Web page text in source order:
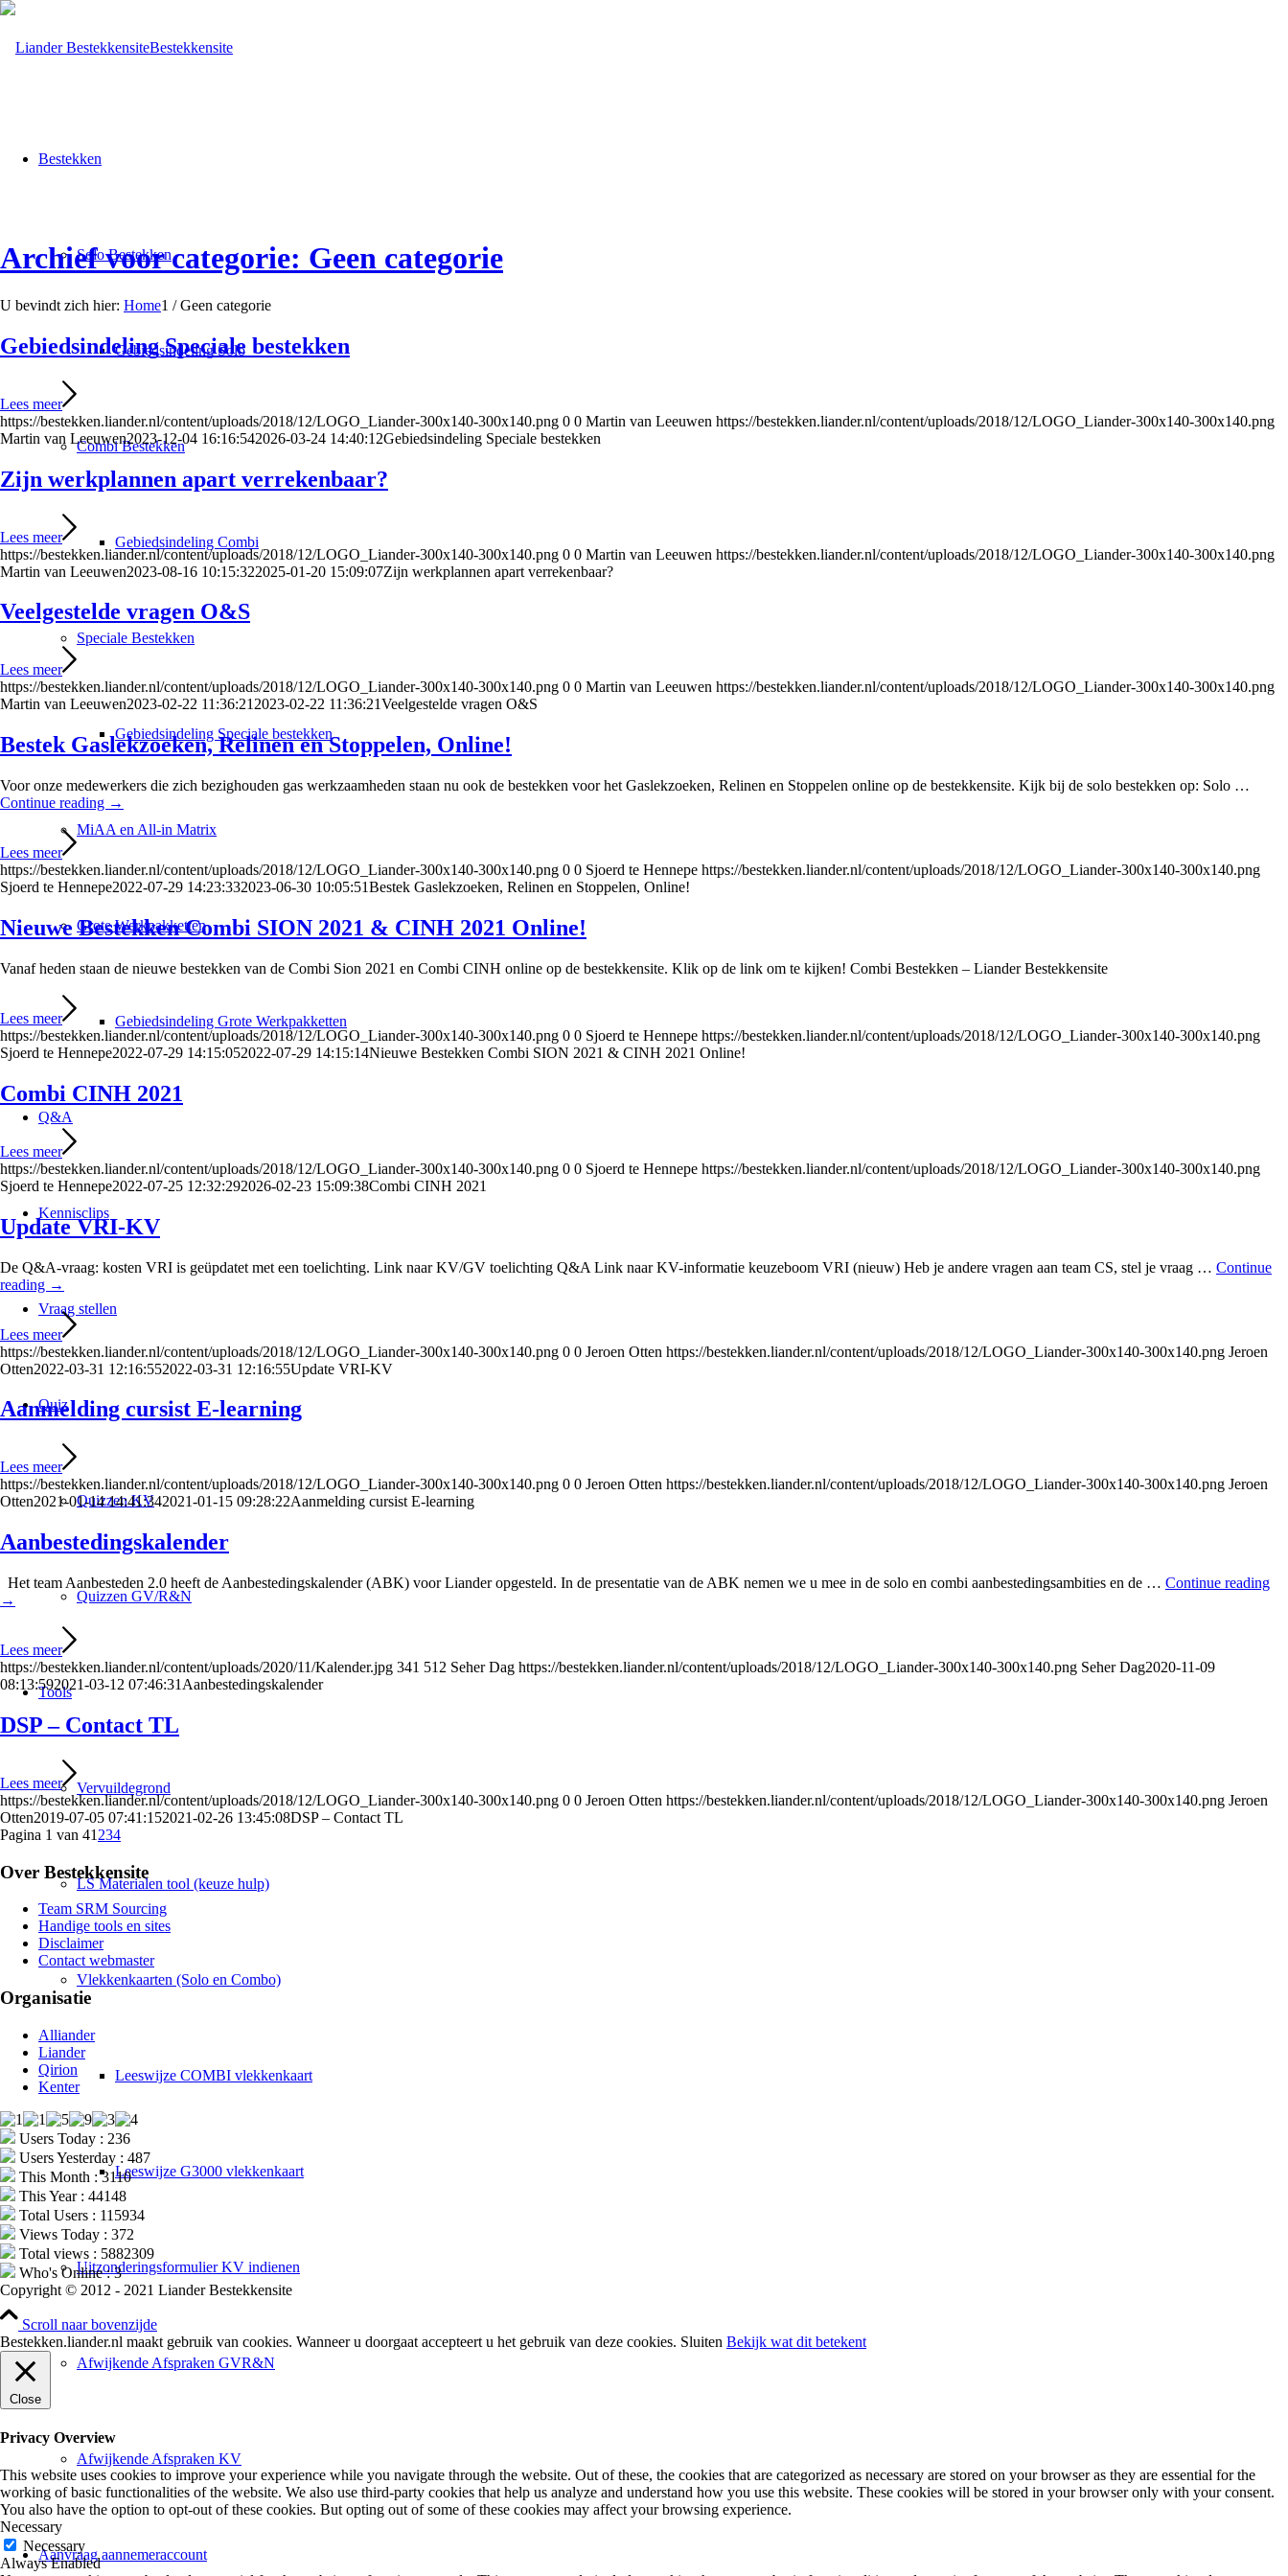
Bestekkensite
Bestekken
Solo Bestekken
Gebiedsindeling Solo
Combi Bestekken
Gebiedsindeling Combi
Speciale Bestekken
Gebiedsindeling Speciale bestekken
MiAA en All-in Matrix
Grote Werkpakketten
Gebiedsindeling Grote Werkpakketten
Q&A
Kennisclips
Vraag stellen
Quiz
Quizzen KV
Quizzen GV/R&N
Tools
Vervuildegrond
LS Materialen tool (keuze hulp)
Vlekkenkaarten (Solo en Combo)
Leeswijze COMBI vlekkenkaart
Leeswijze G3000 vlekkenkaart
Uitzonderingsformulier KV indienen
Afwijkende Afspraken GVR&N
Afwijkende Afspraken KV
Aanvraag aannemeraccount
Archief voor categorie: Geen categorie
U bevindt zich hier: Home1 / Geen categorie
Gebiedsindeling Speciale bestekken
Lees meer
https://bestekken.liander.nl/content/uploads/2018/12/LOGO_Liander-300x140-300x140.png 0 0 Martin van Leeuwen https://bestekken.liander.nl/content/uploads/2018/12/LOGO_Liander-300x140-300x140.png
Martin van Leeuwen2023-12-04 16:16:542026-03-24 14:40:12Gebiedsindeling Speciale bestekken
Zijn werkplannen apart verrekenbaar?
Lees meer
https://bestekken.liander.nl/content/uploads/2018/12/LOGO_Liander-300x140-300x140.png 0 0 Martin van Leeuwen https://bestekken.liander.nl/content/uploads/2018/12/LOGO_Liander-300x140-300x140.png
Martin van Leeuwen2023-08-16 10:15:322025-01-20 15:09:07Zijn werkplannen apart verrekenbaar?
Veelgestelde vragen O&S
Lees meer
https://bestekken.liander.nl/content/uploads/2018/12/LOGO_Liander-300x140-300x140.png 0 0 Martin van Leeuwen https://bestekken.liander.nl/content/uploads/2018/12/LOGO_Liander-300x140-300x140.png
Martin van Leeuwen2023-02-22 11:36:21 2023-02-22 11:36:21Veelgestelde vragen O&S
Bestek Gaslekzoeken, Relinen en Stoppelen, Online!
Voor onze medewerkers die zich bezighouden gas werkzaamheden staan nu ook de bestekken voor het Gaslekzoeken, Relinen en Stoppelen online op de bestekkensite. Kijk bij de solo bestekken op: Solo …
Continue reading →
Lees meer
https://bestekken.liander.nl/content/uploads/2018/12/LOGO_Liander-300x140-300x140.png 0 0 Sjoerd te Hennepe https://bestekken.liander.nl/content/uploads/2018/12/LOGO_Liander-300x140-300x140.png
Sjoerd te Hennepe2022-07-29 14:23:332023-06-30 10:05:51Bestek Gaslekzoeken, Relinen en Stoppelen, Online!
Nieuwe Bestekken Combi SION 2021 & CINH 2021 Online!
Vanaf heden staan de nieuwe bestekken van de Combi Sion 2021 en Combi CINH online op de bestekkensite. Klik op de link om te kijken! Combi Bestekken – Liander Bestekkensite
Lees meer
https://bestekken.liander.nl/content/uploads/2018/12/LOGO_Liander-300x140-300x140.png 0 0 Sjoerd te Hennepe https://bestekken.liander.nl/content/uploads/2018/12/LOGO_Liander-300x140-300x140.png
Sjoerd te Hennepe2022-07-29 14:15:052022-07-29 14:15:14Nieuwe Bestekken Combi SION 2021 & CINH 2021 Online!
Combi CINH 2021
Lees meer
https://bestekken.liander.nl/content/uploads/2018/12/LOGO_Liander-300x140-300x140.png 0 0 Sjoerd te Hennepe https://bestekken.liander.nl/content/uploads/2018/12/LOGO_Liander-300x140-300x140.png
Sjoerd te Hennepe2022-07-25 12:32:292026-02-23 15:09:38Combi CINH 2021
Update VRI-KV
De Q&A-vraag: kosten VRI is geüpdatet met een toelichting. Link naar KV/GV toelichting Q&A Link naar KV-informatie keuzeboom VRI (nieuw) Heb je andere vragen aan team CS, stel je vraag … Continue
reading →
Lees meer
https://bestekken.liander.nl/content/uploads/2018/12/LOGO_Liander-300x140-300x140.png 0 0 Jeroen Otten https://bestekken.liander.nl/content/uploads/2018/12/LOGO_Liander-300x140-300x140.png Jeroen
Otten2022-03-31 12:16:552022-03-31 12:16:55Update VRI-KV
Aanmelding cursist E-learning
Lees meer
https://bestekken.liander.nl/content/uploads/2018/12/LOGO_Liander-300x140-300x140.png 0 0 Jeroen Otten https://bestekken.liander.nl/content/uploads/2018/12/LOGO_Liander-300x140-300x140.png Jeroen
Otten2021-01-14 14:41:342021-01-15 09:28:22Aanmelding cursist E-learning
Aanbestedingskalender
Het team Aanbesteden 2.0 heeft de Aanbestedingskalender (ABK) voor Liander opgesteld. In de presentatie van de ABK nemen we u mee in de solo en combi aanbestedingsambities en de … Continue reading
→
Lees meer
https://bestekken.liander.nl/content/uploads/2020/11/Kalender.jpg 341 512 Seher Dag https://bestekken.liander.nl/content/uploads/2018/12/LOGO_Liander-300x140-300x140.png Seher Dag2020-11-09
08:13:592021-03-12 07:46:31 Aanbestedingskalender
DSP – Contact TL
Lees meer
https://bestekken.liander.nl/content/uploads/2018/12/LOGO_Liander-300x140-300x140.png 0 0 Jeroen Otten https://bestekken.liander.nl/content/uploads/2018/12/LOGO_Liander-300x140-300x140.png Jeroen
Otten2019-07-05 07:41:152021-02-26 13:45:08DSP – Contact TL
Pagina 1 van 41 234
Over Bestekkensite
Team SRM Sourcing
Handige tools en sites
Disclaimer
Contact webmaster
Organisatie
Alliander
Liander
Qirion
Kenter
Users Today : 236
Users Yesterday : 487
This Month : 3110
This Year : 44148
Total Users : 115934
Views Today : 372
Total views : 5882309
Who's Online : 3
Copyright © 2012 - 2021 Liander Bestekkensite
Scroll naar bovenzijde
Bestekken.liander.nl maakt gebruik van cookies. Wanneer u doorgaat accepteert u het gebruik van deze cookies. Sluiten Bekijk wat dit betekent
Close
Privacy Overview
This website uses cookies to improve your experience while you navigate through the website. Out of these, the cookies that are categorized as necessary are stored on your browser as they are essential for the
working of basic functionalities of the website. We also use third-party cookies that help us analyze and understand how you use this website. These cookies will be stored in your browser only with your consent.
You also have the option to opt-out of these cookies. But opting out of some of these cookies may affect your browsing experience.
Necessary
Necessary
Always Enabled